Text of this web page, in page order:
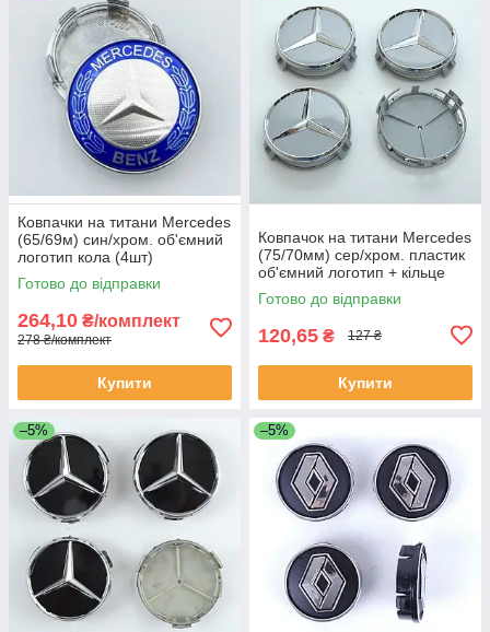
Ковпачки на титани Mercedes
(65/69м) син/хром. об'ємний
логотип кола (4шт)
Готово до відправки
264,10 ₴/комплект
278 ₴/комплект
Купити
Ковпачок на титани Mercedes
(75/70мм) сер/хром. пластик
об'ємний логотип + кільце
(1шт)
Готово до відправки
120,65 ₴ 127 ₴
Купити
–5% –5%